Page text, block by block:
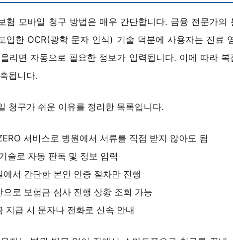
험 모바일 청구 방법은 매우 간단합니다. 금융 전문가의
입한 OCR(광학 문자 인식) 기술 덕분에 사용자는 진료
리면 자동으로 필요한 정보가 입력됩니다. 이에 따라 복
됩니다.
청구가 쉬운 이유를 정리한 목록입니다.
서비스로 병원에서 서류를 직접 받지 않아도 됨
술로 자동 판독 및 정보 입력
에서 간단한 본인 인증 절차만 진행
으로 보험금 심사 진행 상황 조회 가능
지급 시 문자나 전화로 신속 안내